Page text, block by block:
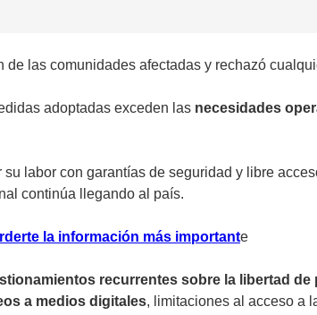
las comunidades afectadas y rechazó
adoptadas exceden las necesidades
labor con garantías de seguridad y libre
continúa llegando al país.
la información más importante
recurrentes sobre la libertad de
a medios digitales, limitaciones al acceso a